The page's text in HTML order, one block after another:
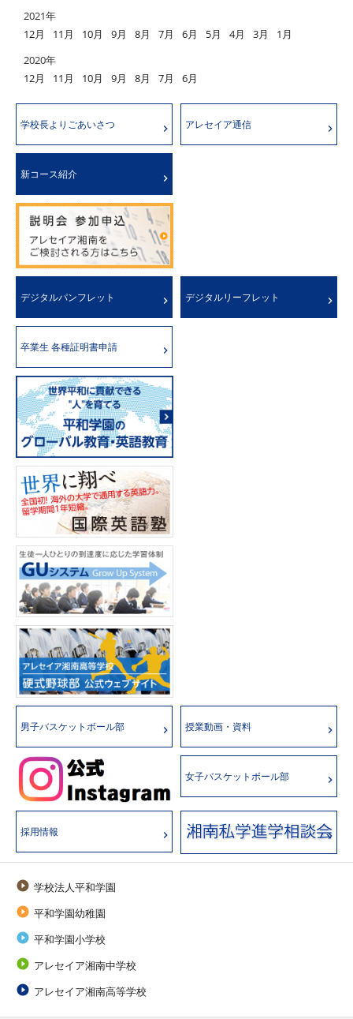
2021年
12月
11月 10月 9月 8月 7月 6月 5月 4月 3月
1月
2020年
12月
11月 10月 9月 8月 7月 6月
学校長よりごあいさつ アレセイア通信
新コース紹介
デジタルパンフレット デジタルリーフレット
卒業生 各種証明書申請
授業動画・資料
男子バスケットボール部
女子バスケットボール部
採用情報
 学校法人平和学園
 平和学園幼稚園
 平和学園小学校
 アレセイア湘南中学校
 アレセイア湘南高等学校